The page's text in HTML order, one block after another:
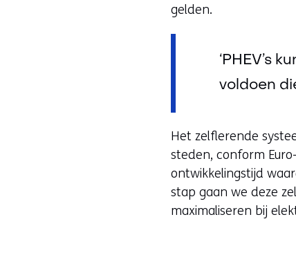
gelden.
‘PHEV’s
voldoen
Het zelflerende
steden, conform
ontwikkelingstijd
stap gaan we deze
maximaliseren bij